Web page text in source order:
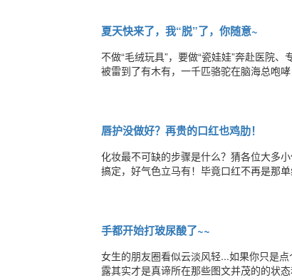
夏天快来了，我“脱”了，你随意~
不做“毛绒玩具”，要做“瓷娃娃”奔赴医院
被雷到了有木有，一千匹骆驼在脑海总咆
唇护没做好？再贵的口红也鸡肋！
化妆最不可缺的步骤是什么？猜各位大多
搞定，好气色立马有！毕竟口红不再是那
手都开始打玻尿酸了~~
女生的朋友圈看似云淡风轻...如果你只是
露其实才是真谛所在那些图文并茂的的状